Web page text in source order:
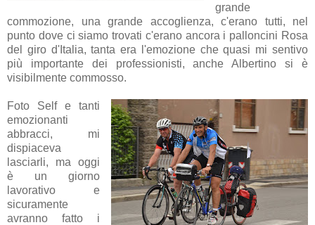
grande
commozione, una grande accoglienza, c'erano tutti, nel
punto dove ci siamo trovati c'erano ancora i palloncini Rosa
del giro d'Italia, tanta era l'emozione che quasi mi sentivo
più importante dei professionisti, anche Albertino si è
visibilmente commosso.
Foto Self e tanti
emozionanti
abbracci, mi
dispiaceva
lasciarli, ma oggi
è un giorno
lavorativo e
sicuramente
avranno fatto i